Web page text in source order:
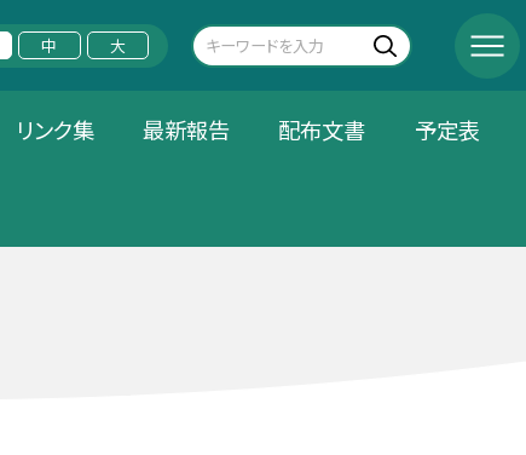
中 大
リンク集 最新報告 配布文書 予定表